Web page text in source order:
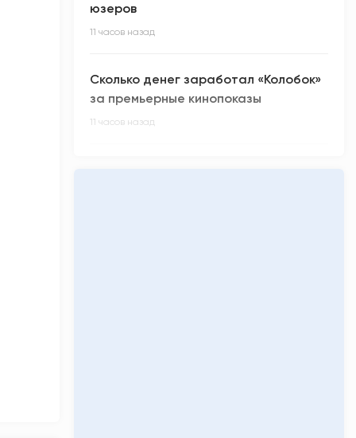
юзеров
11 часов назад
Сколько денег заработал «Колобок»
за премьерные кинопоказы
11 часов назад